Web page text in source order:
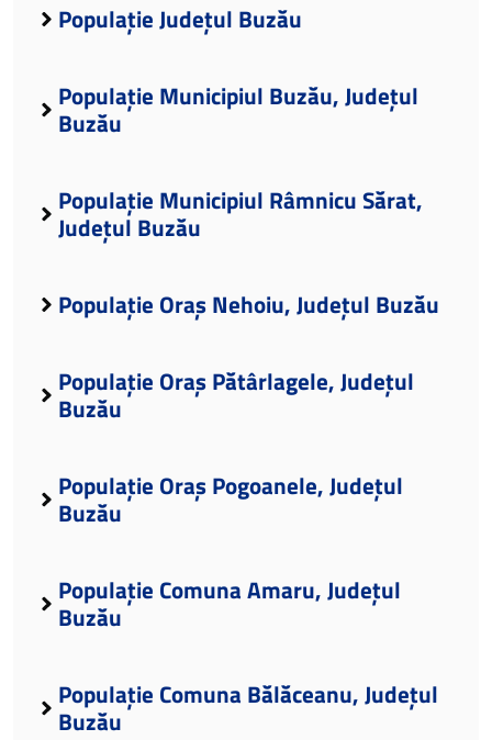
Populație Județul Buzău
Populație Municipiul Buzău, Județul
Buzău
Populație Municipiul Râmnicu Sărat,
Județul Buzău
Populație Oraș Nehoiu, Județul Buzău
Populație Oraș Pătârlagele, Județul
Buzău
Populație Oraș Pogoanele, Județul
Buzău
Populație Comuna Amaru, Județul
Buzău
Populație Comuna Bălăceanu, Județul
Buzău